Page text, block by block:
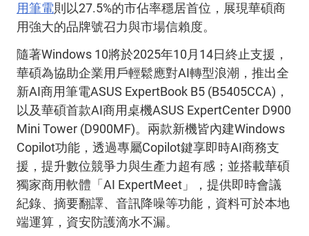
用筆電則以27.5%的市佔率穩居首位，展現華碩商
用強大的品牌號召力與市場信賴度。
隨著Windows 10將於2025年10 月 14日終止支援，
華碩為協助企業用戶輕鬆應對AI轉型浪潮，推出全
新AI商用筆電ASUS ExpertBook B5 (B5405CCA) ，
以及華碩首款AI商用桌機ASUS ExpertCenter D900
Mini Tower (D900MF)。兩款新機皆內建Windows
Copilot功能，透過專屬Copilot鍵享即時AI商務支
援，提升數位競爭力與生產力超有感；並搭載華碩
獨家商用軟體「 AI ExpertMeet 」，提供即時會議
紀錄、摘要翻譯、音訊降噪等功能，資料可於本地
端運算，資安防護滴水不漏。